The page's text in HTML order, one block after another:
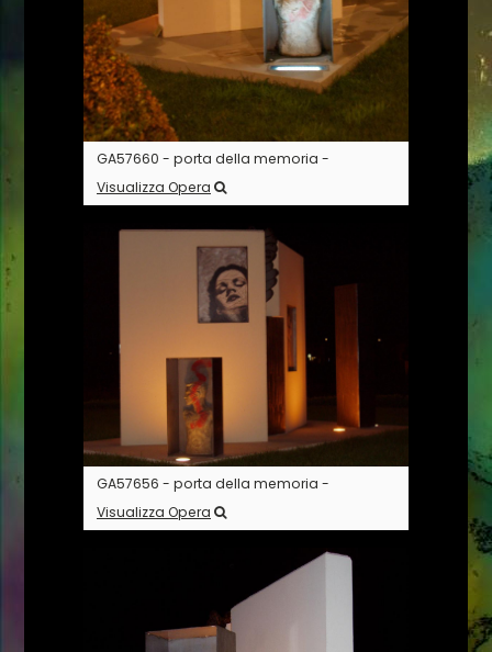
GA57660 - porta della memoria -
Visualizza Opera
GA57656 - porta della memoria -
Visualizza Opera